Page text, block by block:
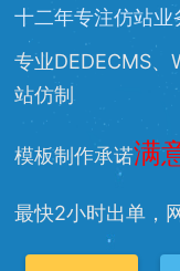
十二年专注仿站业
专业DEDECMS、
站仿制
模板制作承诺满
最快2小时出单，